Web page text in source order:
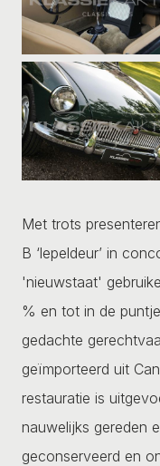
Met trots
B ‘lepeldeur’ in
'nieuwstaat'
% en tot in de
gedachte
geïmporteerd uit
restauratie is
nauwelijks gereden
geconserveerd en